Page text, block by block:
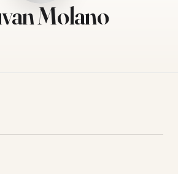
Molano